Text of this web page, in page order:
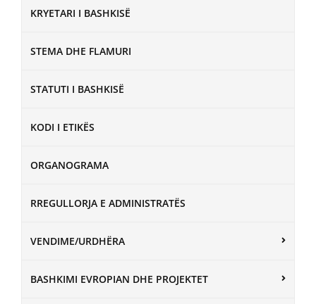
KRYETARI I BASHKISË
STEMA DHE FLAMURI
STATUTI I BASHKISË
KODI I ETIKËS
ORGANOGRAMA
RREGULLORJA E ADMINISTRATËS
VENDIME/URDHËRA
BASHKIMI EVROPIAN DHE PROJEKTET